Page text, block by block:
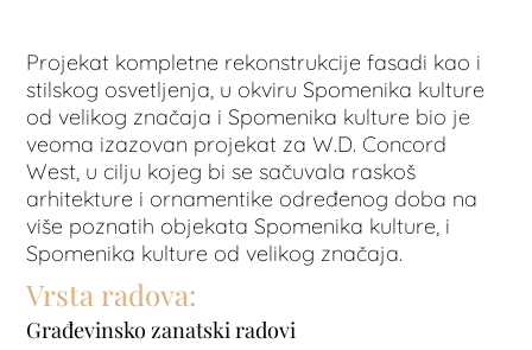
Projekat kompletne rekonstrukcije fasadi kao i
stilskog osvetljenja, u okviru Spomenika kulture
od velikog značaja i Spomenika kulture bio je
veoma izazovan projekat za W.D. Concord
West, u cilju kojeg bi se sačuvala raskoš
arhitekture i ornamentike određenog doba na
više poznatih objekata Spomenika kulture, i
Spomenika kulture od velikog značaja.
Vrsta radova:
Građevinsko zanatski radovi